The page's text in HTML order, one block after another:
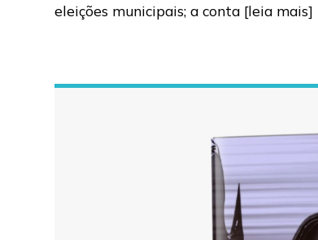
eleições municipais; a conta [leia mais]